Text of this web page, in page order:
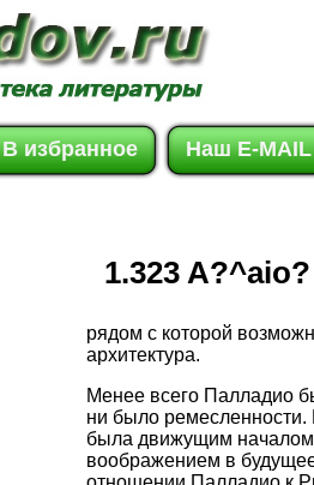
В избранное Наш E-MAIL
1.323 A?^aio?
рядом с которой
архитектура.
Менее всего Палладио
ни было ремесленности.
была движущим
воображением в